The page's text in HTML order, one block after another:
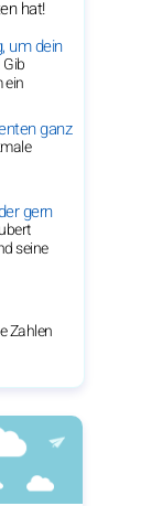
hat!
um dein
Gib
ein
ganz
gern
seine
Zahlen